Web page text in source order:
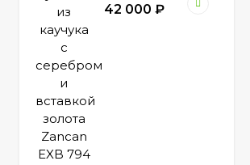
42 000 ₽